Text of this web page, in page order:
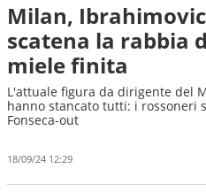
Milan,
scatena la rabbia
miele finita
L'attuale figura da dirigente del
hanno stancato tutti: i rossoneri
Fonseca-out
18/09/24 12:29